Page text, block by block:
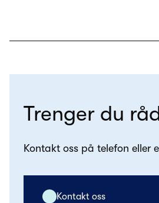
Trenger du
Kontakt oss på telefon eller
Kontakt oss